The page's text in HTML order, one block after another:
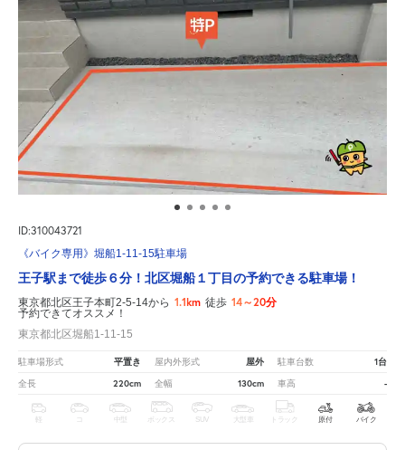
ID:310043721
《バイク専用》堀船1-11-15駐車場
王子駅まで徒歩６分！北区堀船１丁目の予約できる駐車場！
東京都北区王子本町2-5-14から 1.1km 徒歩 14～20分
予約できてオススメ！
東京都北区堀船1-11-15
駐車場形式 平置き 屋内外形式 屋外 駐車台数 1台
全長 220cm 全幅 130cm 車高 -
軽 中型 ボックス SUV 大型車 トラック 原付 バイク